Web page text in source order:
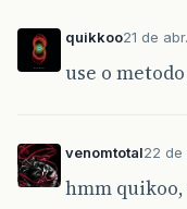
quikkoo21 de
use o metodo
venomtotal22 de
hmm quikoo,